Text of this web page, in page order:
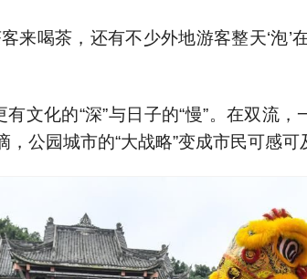
来喝茶，还有不少外地游客整天‘泡’
有文化的“深”与日子的“慢”。在双流
公园城市的“大战略”变成市民可感可